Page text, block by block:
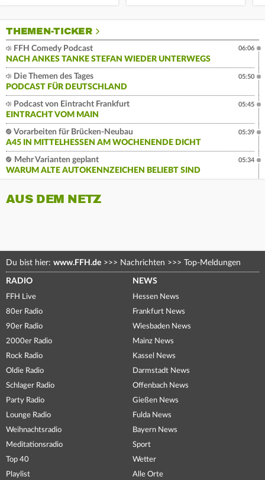
THEMEN-TICKER
FFH Comedy Podcast
NACH ANKES TANKE STEFAN WIEDER UNTERWEGS
06:06
Die Themen des Tages
PODCAST FÜR DEUTSCHLAND
05:50
Podcast von Eintracht Frankfurt
EINTRACHT VOM MAIN
05:45
Vorarbeiten für Brücken-Neubau
A45 IN MITTELHESSEN AM WOCHENENDE DICHT
05:39
Mehr Varianten geplant
WARUM ALTE AUTOKENNZEICHEN BELIEBT SIND
05:34
AUS DEM NETZ
Du bist hier: www.FFH.de >>> Nachrichten >>> Top-Meldungen
RADIO
FFH Live
80er Radio
90er Radio
2000er Radio
Rock Radio
Oldie Radio
Schlager Radio
Party Radio
Lounge Radio
Weihnachtsradio
Meditationsradio
Top 40
Playlist
NEWS
Hessen News
Frankfurt News
Wiesbaden News
Mainz News
Kassel News
Darmstadt News
Offenbach News
Gießen News
Fulda News
Bayern News
Sport
Wetter
Alle Orte